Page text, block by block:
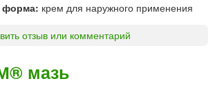
форма: крем для наружного применения
отзыв или комментарий
мазь